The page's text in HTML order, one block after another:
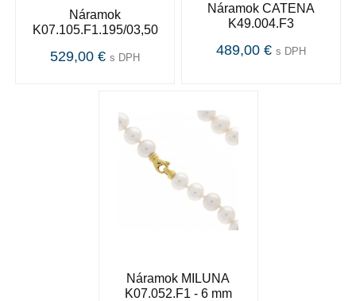
Náramok
K07.105.F1.195/03,50
529,00 € s DPH
Náramok CATENA
K49.004.F3
489,00 € s DPH
Náramok MILUNA
K07.052.F1 - 6 mm